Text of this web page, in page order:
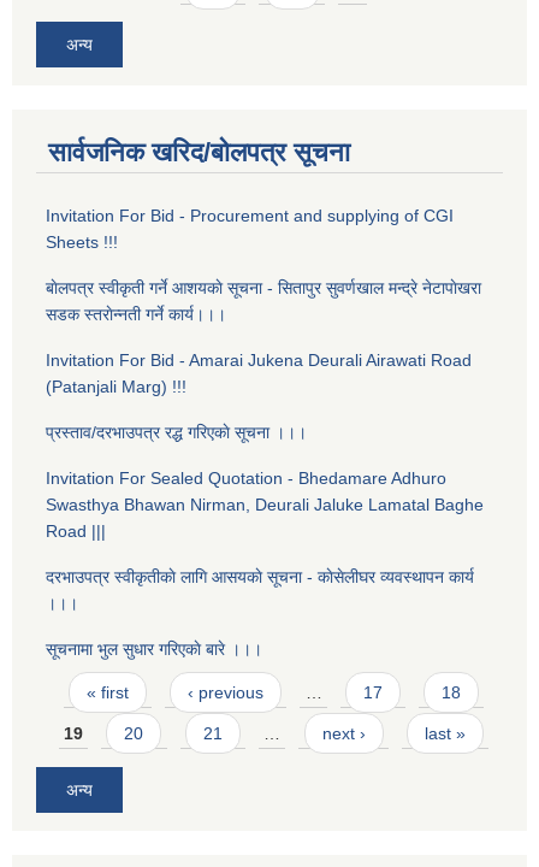
अन्य
सार्वजनिक खरिद/बोलपत्र सूचना
Invitation For Bid - Procurement and supplying of CGI
Sheets !!!
बाेलपत्र स्वीकृती गर्ने आशयकाे सूचना - सितापुर सुवर्णखाल मन्द्रे नेटापाेखरा
सडक स्तराेन्नती गर्ने कार्य।।।
Invitation For Bid - Amarai Jukena Deurali Airawati Road
(Patanjali Marg) !!!
प्रस्ताव/दरभाउपत्र रद्ध गरिएकाे सूचना ।।।
Invitation For Sealed Quotation - Bhedamare Adhuro
Swasthya Bhawan Nirman, Deurali Jaluke Lamatal Baghe
Road |||
दरभाउपत्र स्वीकृतीकाे लागि आसयकाे सूचना - काेसेलीघर व्यवस्थापन कार्य
।।।
सूचनामा भुल सुधार गरिएकाे बारे ।।।
Pages
« first ‹ previous … 17 18
19 20 21 … next › last »
अन्य